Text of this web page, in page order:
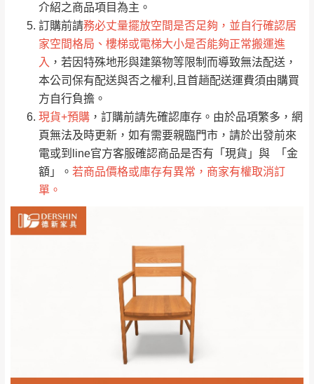
介紹之商品項目為主。
訂購前請務必丈量擺放空間是否足夠，並自行確認居
家空間格局、樓梯或電梯大小是否能夠正常搬運進
入 ，若因特殊地形與建築物等限制而導致無法配送，
本公司保有配送與否之權利,且首趟配送運費須由購買
方自行負擔。
現貨+預購 ，訂購前請先確認庫存。由於品項繁多，網
頁無法及時更新，如有需要親臨門市，請於出發前來
電或到line官方客服確認商品是否有「現貨」與 「金
額」。 若商品價格或庫存有異常，商家有權取消訂
單。
免 運
費
新竹
峨眉鄉、五峰鄉、
橫山、北埔鄉、尖
石鄉、寶山鄉山
區、新埔山區、芎
里
台北 無
$ 9,000以上：免
運費
接單後二日內(不含例假日)，我們客服會與您
電話聯絡或E-Mail通知確認訂單。
（線上客
服 LINE → @dershin）
下單前先詢問是否現貨 ，若未詢問下單後無
現貨我們客服會再來電或E-Mail與您聯絡
（洽詢方式請搜尋 Line ID → @dershin）
運送範圍：限定北至基隆，南至苗栗，偏遠
地區恕無法提供運送 (詳見運送規章)。
配送範圍：
苗栗至基隆；其它地區暫不開放，如因特殊
地型限制(山區、鄉、鎮、村)、樓梯太小、無
保有出貨的權利。
保護物流人員的工作安全，賣家無提供吊掛
服務，若需以吊車或其他的吊掛方式吊運，
費用將由買方自行支付。
因大型傢俱有組裝、配送的問題，並非一般
快速到貨商品，無法指定特定時間送達，司